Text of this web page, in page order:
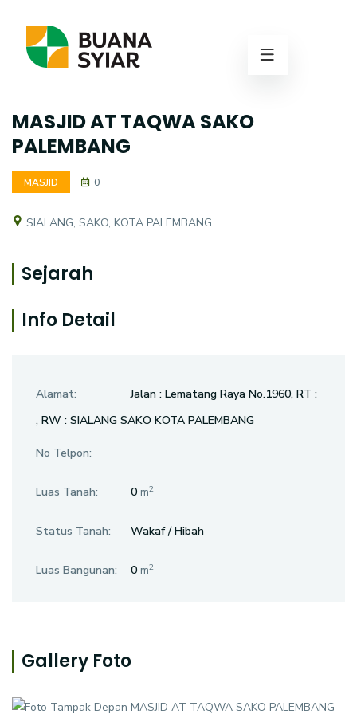
MASJID AT TAQWA SAKO
PALEMBANG
MASJID 0
SIALANG, SAKO, KOTA PALEMBANG
Sejarah
Info Detail
Alamat:
Jalan : Lematang Raya No.1960, RT :
, RW : SIALANG SAKO KOTA PALEMBANG
No Telpon:
Luas Tanah: 0 m2
Status Tanah: Wakaf / Hibah
Luas Bangunan: 0 m2
Gallery Foto